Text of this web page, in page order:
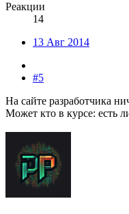
Реакции
14
13 Авг 2014
#5
На сайте разработчика
Может кто в курсе: есть